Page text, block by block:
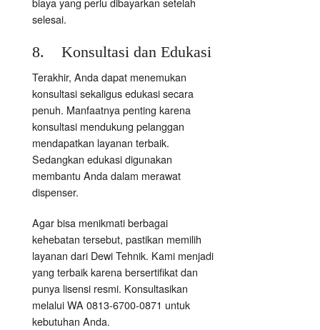
selesai.
8. Konsultasi dan Edukasi
Terakhir, Anda dapat menemukan
konsultasi sekaligus edukasi secara
penuh. Manfaatnya penting karena
konsultasi mendukung pelanggan
mendapatkan layanan terbaik.
Sedangkan edukasi digunakan
membantu Anda dalam merawat
dispenser.
Agar bisa menikmati berbagai
kehebatan tersebut, pastikan memilih
layanan dari Dewi Tehnik. Kami menjadi
yang terbaik karena bersertifikat dan
punya lisensi resmi. Konsultasikan
melalui WA 0813-6700-0871 untuk
kebutuhan Anda.